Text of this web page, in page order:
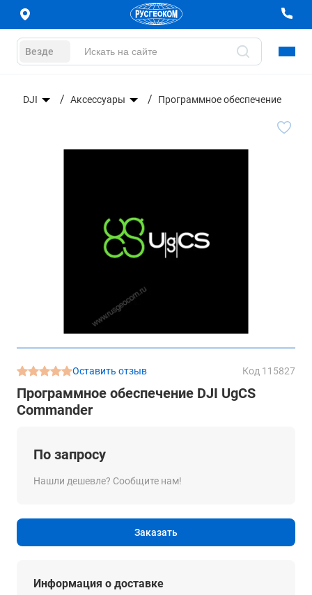
Везде
DJI Аксессуары Программное обеспечение
Оставить отзыв Код 115827
Программное обеспечение DJI UgCS
Commander
По запросу
Нашли дешевле? Сообщите нам!
Заказать
Информация о доставке